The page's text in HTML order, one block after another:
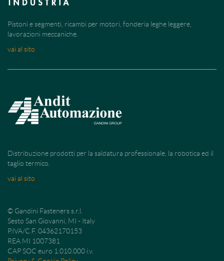
Pistoni e segmenti, ricambi per motori, fonderia leghe leggere,
lavorazioni meccaniche.
vai al sito
Distribuzione prodotti per la saldatura professionale, la robotica ed il
taglio termico.
vai al sito
© Gandini Fasteners s.r.l.
Sesto San Giovanni, MI - Italy
P.IVA/C.F. 04362170153
REA MI 1007381
CAP SOC euro 1.010.000 i.v.